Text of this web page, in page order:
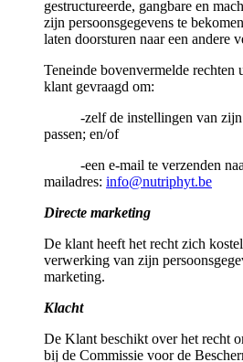
gestructureerde, gangbare en
zijn persoonsgegevens te
laten doorsturen naar een andere
Teneinde bovenvermelde rechten
klant gevraagd om:
-zelf de instellingen van zijn
passen; en/of
-een e-mail te verzenden
mailadres: info@nutriphyt.be
Directe marketing
De klant heeft het recht zich
verwerking van zijn
marketing.
Klacht
De Klant beschikt over het recht
bij de Commissie voor de